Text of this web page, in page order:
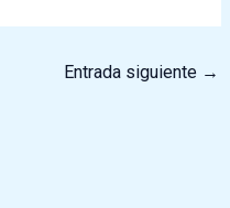
Entrada siguiente →